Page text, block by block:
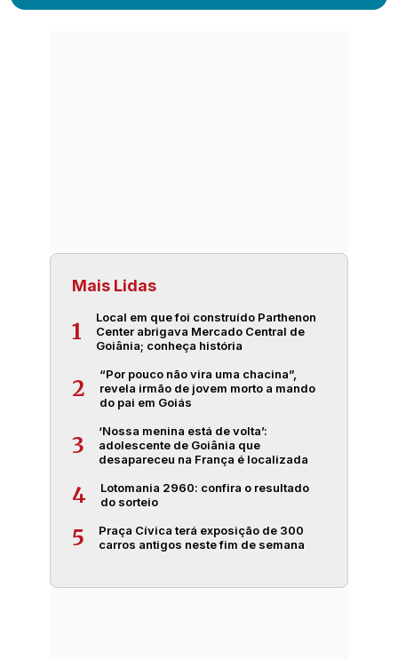
Mais Lidas
1
Local em que foi construído Parthenon
Center abrigava Mercado Central de
Goiânia; conheça história
2
“Por pouco não vira uma chacina”,
revela irmão de jovem morto a mando
do pai em Goiás
3
‘Nossa menina está de volta’:
adolescente de Goiânia que
desapareceu na França é localizada
4
Lotomania 2960: confira o resultado
do sorteio
5
Praça Cívica terá exposição de 300
carros antigos neste fim de semana